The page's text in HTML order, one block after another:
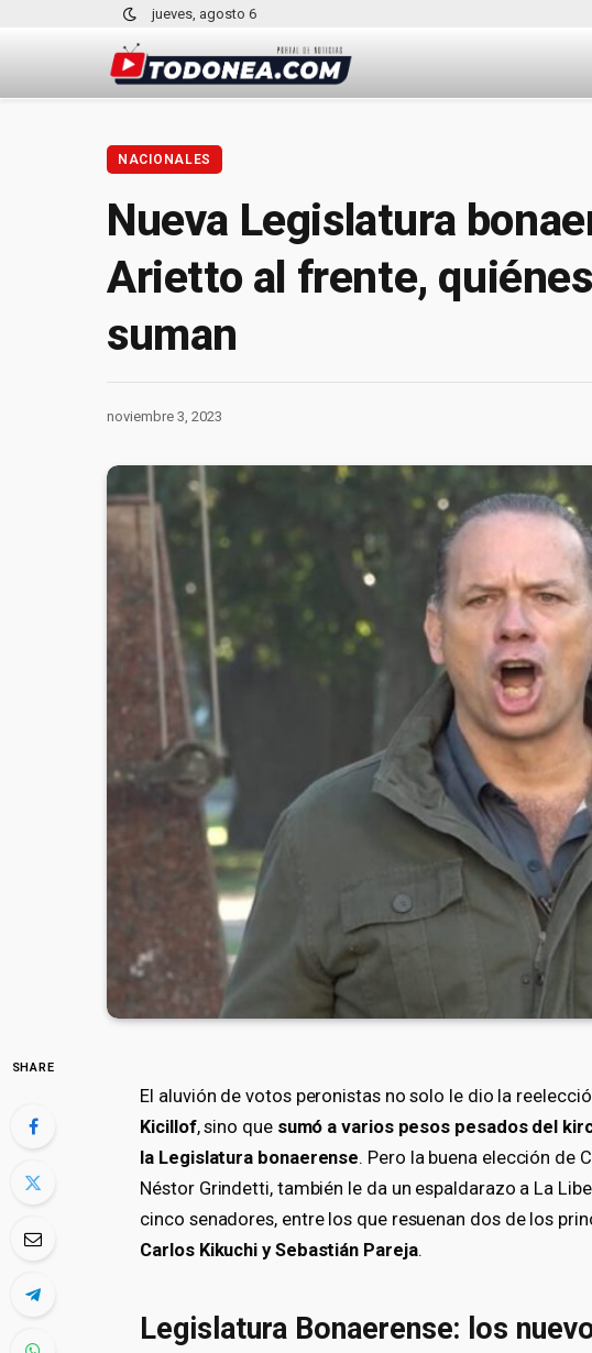
jueves, agosto 6
NACIONALES
Nueva Legislatura
Arietto al frente,
suman
noviembre 3, 2023
SHARE
El aluvión de votos peronistas no solo le dio la
Kicillof, sino que sumó a varios pesos pesados del
la Legislatura bonaerense. Pero la buena elección de
Néstor Grindetti, también le da un espaldarazo a La
cinco senadores, entre los que resuenan dos de los
Carlos Kikuchi y Sebastián Pareja.
Legislatura Bonaerense: los